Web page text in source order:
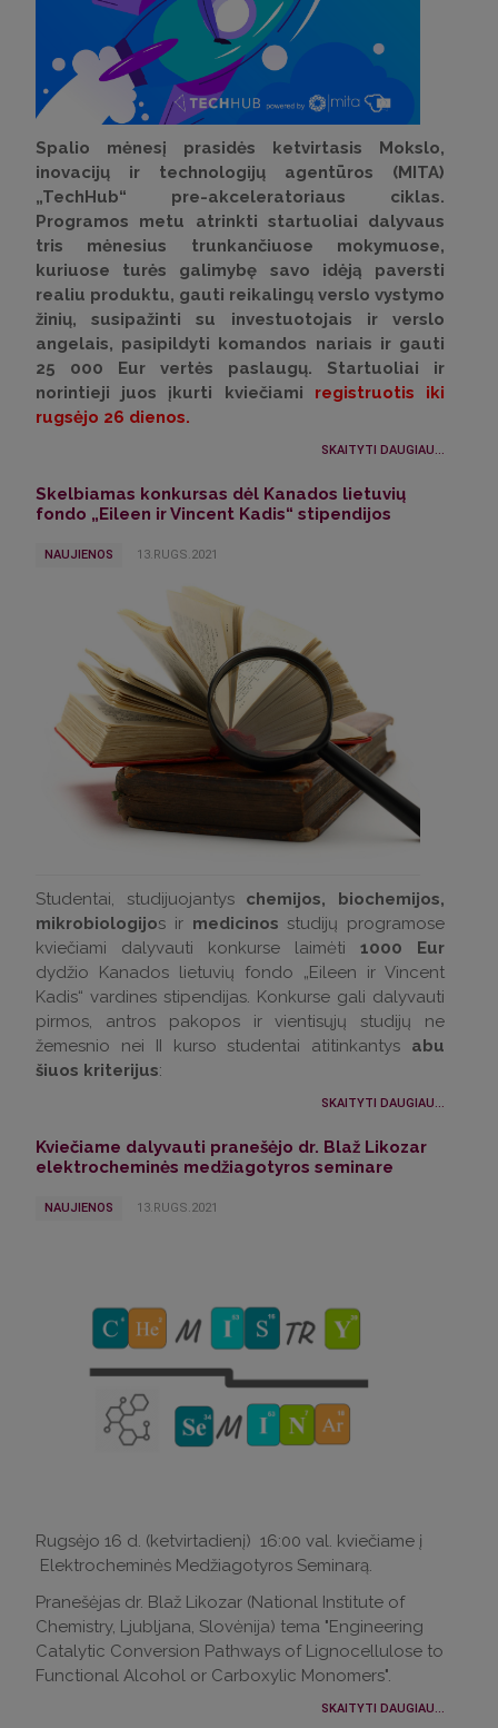
Spalio mėnesį prasidės ketvirtasis Mokslo,
inovacijų ir technologijų agentūros (MITA)
„TechHub“ pre-akceleratoriaus ciklas.
Programos metu atrinkti startuoliai dalyvaus
tris mėnesius trunkančiuose mokymuose,
kuriuose turės galimybę savo idėją paversti
realiu produktu, gauti reikalingų verslo vystymo
žinių, susipažinti su investuotojais ir verslo
angelais, pasipildyti komandos nariais ir gauti
25 000 Eur vertės paslaugų. Startuoliai ir
norintieji juos įkurti kviečiami registruotis iki
rugsėjo 26 dienos.
SKAITYTI DAUGIAU...
Skelbiamas konkursas dėl Kanados lietuvių
fondo „Eileen ir Vincent Kadis“ stipendijos
NAUJIENOS 13.RUGS.2021
Studentai, studijuojantys chemijos, biochemijos,
mikrobiologijos ir medicinos studijų programose
kviečiami dalyvauti konkurse laimėti 1000 Eur
dydžio Kanados lietuvių fondo „Eileen ir Vincent
Kadis“ vardines stipendijas. Konkurse gali dalyvauti
pirmos, antros pakopos ir vientisųjų studijų ne
žemesnio nei II kurso studentai atitinkantys abu
šiuos kriterijus:
SKAITYTI DAUGIAU...
Kviečiame dalyvauti pranešėjo dr. Blaž Likozar
elektrocheminės medžiagotyros seminare
NAUJIENOS 13.RUGS.2021
Rugsėjo 16 d. (ketvirtadienį) 16:00 val. kviečiame į
Elektrocheminės Medžiagotyros Seminarą.
Pranešėjas dr. Blaž Likozar (National Institute of
Chemistry, Ljubljana, Slovėnija) tema "Engineering
Catalytic Conversion Pathways of Lignocellulose to
Functional Alcohol or Carboxylic Monomers".
SKAITYTI DAUGIAU...